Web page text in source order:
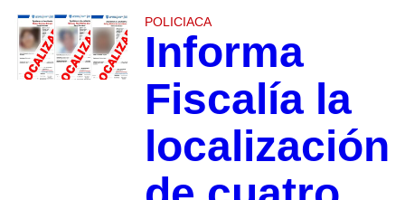
POLICIACA
Informa
Fiscalía la
localización